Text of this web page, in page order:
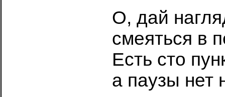
О, дай
смеяться в
Есть сто
а паузы нет